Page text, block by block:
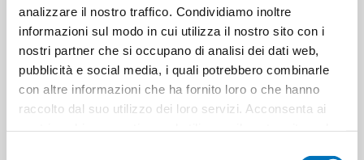
analizzare il nostro traffico. Condividiamo inoltre
informazioni sul modo in cui utilizza il nostro sito con i
nostri partner che si occupano di analisi dei dati web,
pubblicità e social media, i quali potrebbero combinarle
con altre informazioni che ha fornito loro o che hanno
raccolto dal suo utilizzo dei loro servizi. Acconsenta ai
Pezzi per cartone 20
Cartoni per pallet 108
Cartoni per strato 12